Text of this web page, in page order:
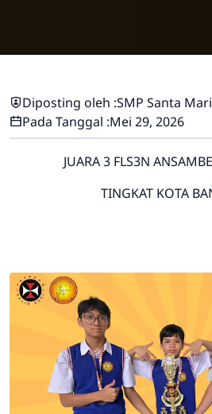
Diposting oleh :SMP Santa
Pada Tanggal :Mei 29, 2026
JUARA 3 FLS3N
TINGKAT KOTA